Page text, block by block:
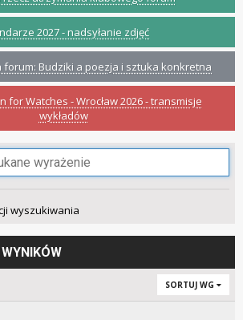
2027 - nadsyłanie zdjęć
forum: Budziki a poezja i sztuka konkretna
for Watches - Wrocław 2026 - transmisje
wykładów
wyszukiwania
SORTUJ WG